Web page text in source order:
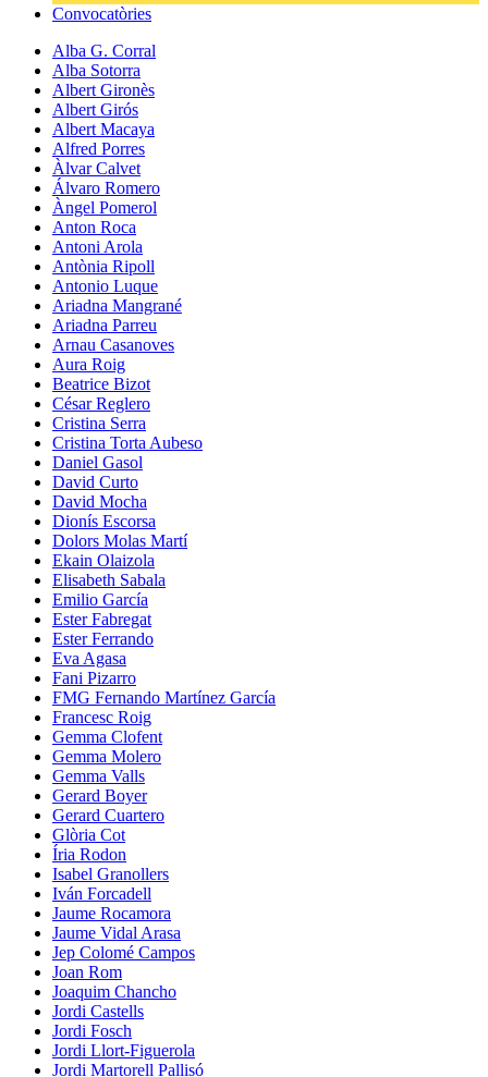
Convocatòries
Alba G. Corral
Alba Sotorra
Albert Gironès
Albert Girós
Albert Macaya
Alfred Porres
Àlvar Calvet
Álvaro Romero
Àngel Pomerol
Anton Roca
Antoni Arola
Antònia Ripoll
Antonio Luque
Ariadna Mangrané
Ariadna Parreu
Arnau Casanoves
Aura Roig
Beatrice Bizot
César Reglero
Cristina Serra
Cristina Torta Aubeso
Daniel Gasol
David Curto
David Mocha
Dionís Escorsa
Dolors Molas Martí
Ekain Olaizola
Elisabeth Sabala
Emilio García
Ester Fabregat
Ester Ferrando
Eva Agasa
Fani Pizarro
FMG Fernando Martínez García
Francesc Roig
Gemma Clofent
Gemma Molero
Gemma Valls
Gerard Boyer
Gerard Cuartero
Glòria Cot
Íria Rodon
Isabel Granollers
Iván Forcadell
Jaume Rocamora
Jaume Vidal Arasa
Jep Colomé Campos
Joan Rom
Joaquim Chancho
Jordi Castells
Jordi Fosch
Jordi Llort-Figuerola
Jordi Martorell Pallisó